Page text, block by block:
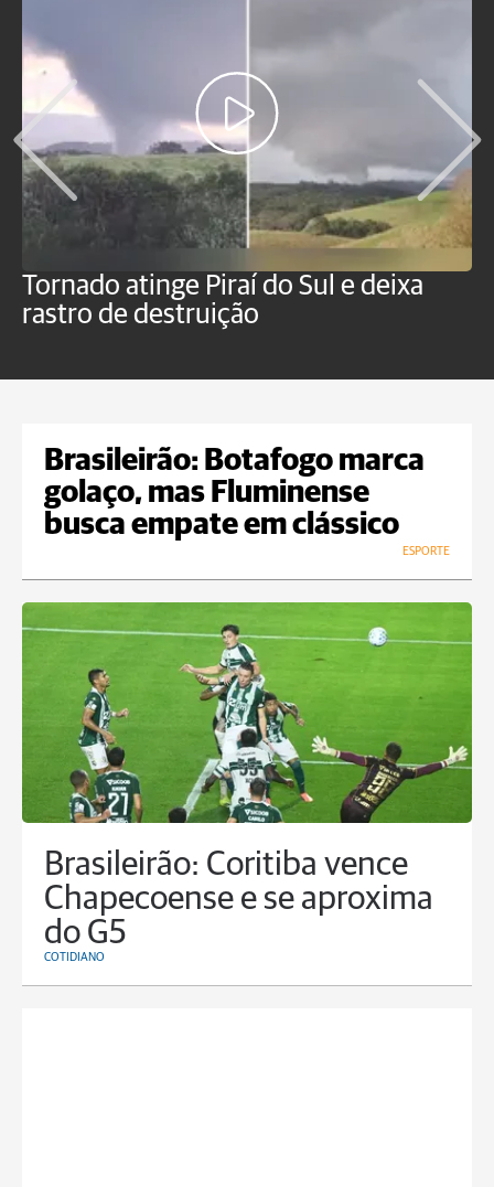
Tornado atinge Piraí do Sul e deixa
rastro de destruição
Brasileirão: Botafogo marca
golaço, mas Fluminense
busca empate em clássico
ESPORTE
Brasileirão: Coritiba vence
Chapecoense e se aproxima
do G5
COTIDIANO